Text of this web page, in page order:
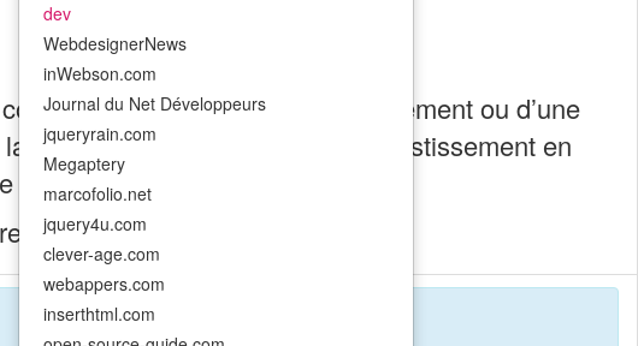
dev
WebdesignerNews
inWebson.com
Journal du Net Développeurs
jqueryrain.com
Megaptery
marcofolio.net
jquery4u.com
clever-age.com
webappers.com
inserthtml.com
et termes d’un investissement ou d’une
vente d’une entreprise, d’un investissement en
…
surFRENCHWEB.FR